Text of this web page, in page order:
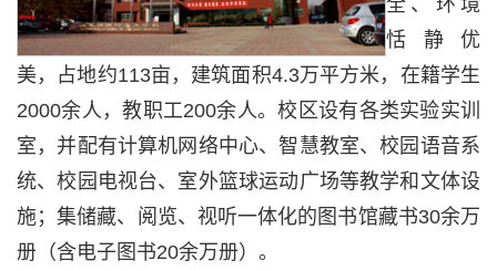
全、环境
恬静优
美，占地约113亩，建筑面积4.3万平方米，在籍学生
2000余人，教职工200余人。校区设有各类实验实训
室，并配有计算机网络中心、智慧教室、校园语音系
统、校园电视台、室外篮球运动广场等教学和文体设
施；集储藏、阅览、视听一体化的图书馆藏书30余万
册（含电子图书20余万册）。